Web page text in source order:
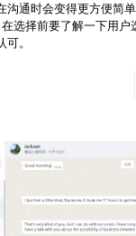
沟通时会变得更方便简
选择前要了解一下用户
。